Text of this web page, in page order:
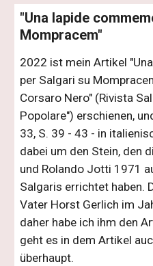
"Una lapide
Mompracem"
2022 ist mein Artikel
per Salgari su
Corsaro Nero" (Rivista
Popolare") erschienen,
33, S. 39 - 43 - in
dabei um den Stein, den
und Rolando Jotti 1971
Salgaris errichtet haben.
Vater Horst Gerlich im
daher habe ich ihm den
geht es in dem Artikel
überhaupt.